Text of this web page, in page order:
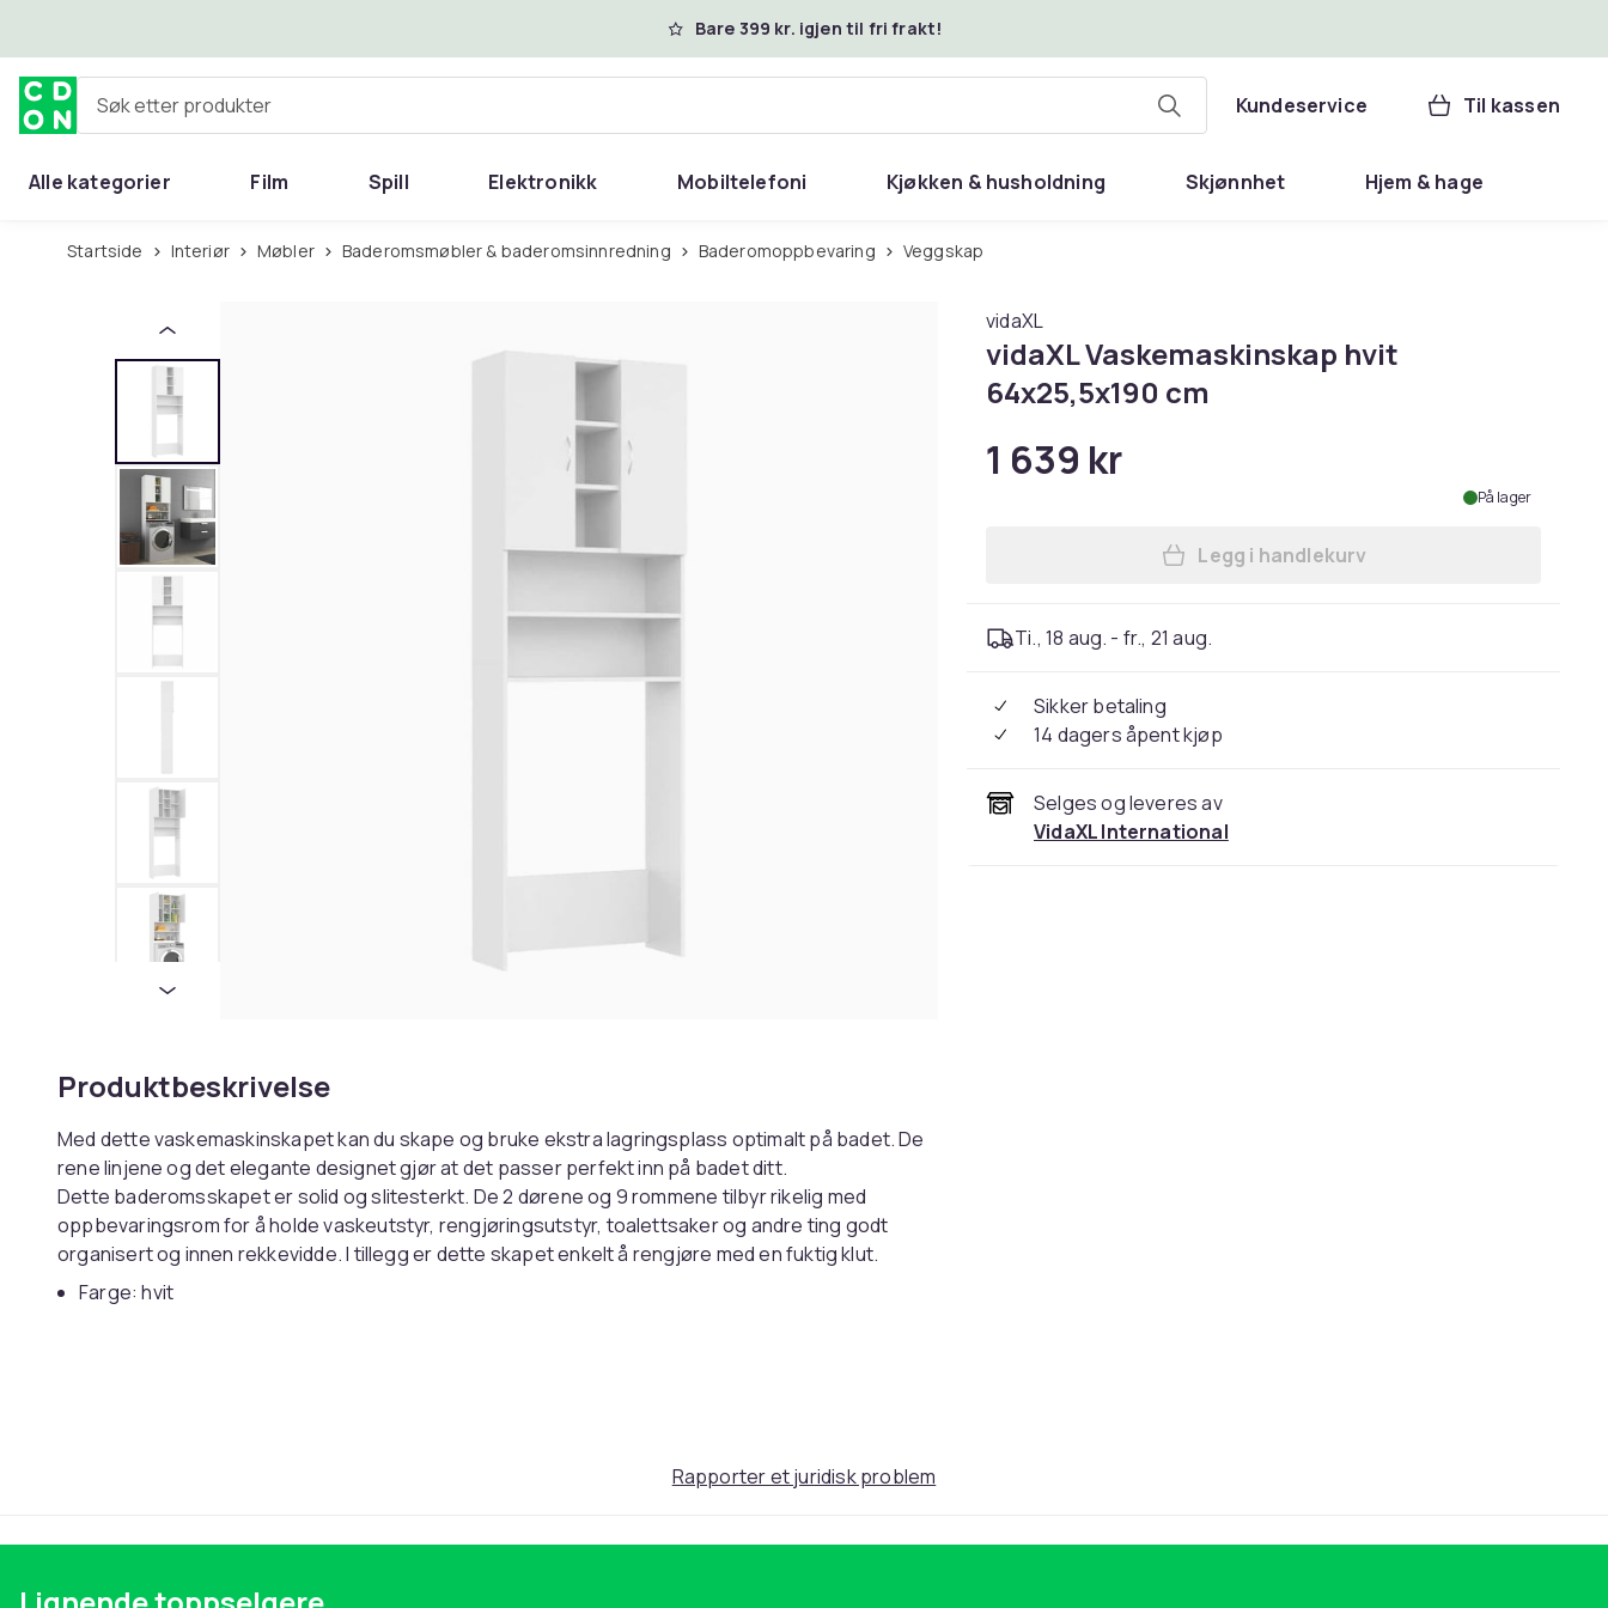
Bare 399 kr. igjen til fri frakt!
Søk etter produkter Kundeservice Til kassen
Alle kategorier Film Spill Elektronikk Mobiltelefoni Kjøkken & husholdning Skjønnhet Hjem & hage
Startside Interiør Møbler Baderomsmøbler & baderomsinnredning Baderomoppbevaring Veggskap
Produktbeskrivelse
Med dette vaskemaskinskapet kan du skape og bruke ekstra lagringsplass optimalt på badet. De
rene linjene og det elegante designet gjør at det passer perfekt inn på badet ditt.
Dette baderomsskapet er solid og slitesterkt. De 2 dørene og 9 rommene tilbyr rikelig med
oppbevaringsrom for å holde vaskeutstyr, rengjøringsutstyr, toalettsaker og andre ting godt
organisert og innen rekkevidde. I tillegg er dette skapet enkelt å rengjøre med en fuktig klut.
Farge: hvit
For å forhindre at produktet velter, må medfølgende festemidler for vegg brukes.
EAN:8720286607442
vidaXL
vidaXL Vaskemaskinskap hvit
64x25,5x190 cm
1 639 kr
På lager
Legg vidaXL Vaskemaskinskap hvit
Legg i handlekurv
Ti., 18 aug. - fr., 21 aug.
Sikker betaling
14 dagers åpent kjøp
Selges og leveres av
VidaXL International
Rapporter et juridisk problem